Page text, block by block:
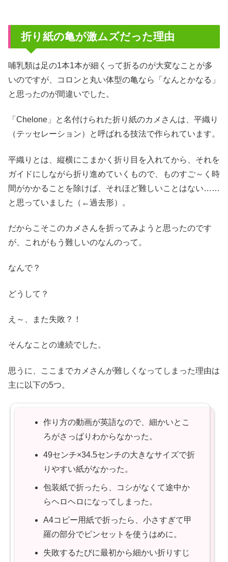
折り紙の亀が激ムズだった理由
哺乳類は足の1本1本が細くって折るのが大変なことが多
いのですが、コロンと丸い体型の亀なら「なんとかなる」
と思ったのが間違いでした。
「Chelone」と名付けられた折り紙のカメさんは、平織り
（テッセレーション）と呼ばれる技法で作られています。
平織りとは、縦横にこまかく折り目を入れてから、それを
ガイドにしながら折り進めていくもので、ものすご～く時
間がかかることを除けば、それほど難しいことはない……
と思っていました（←過去形）。
だからこそこのカメさんを折ってみようと思ったのです
が、これがもう難しいのなんのって。
なんで？
どうして？
え～、また失敗？！
そんなことの連続でした。
思うに、ここまでカメさんが難しくなってしまった理由は
主に以下の5つ。
作り方の動画が英語なので、細かいとこ
ろがさっぱりわからなかった。
49センチ×34.5センチの大きなサイズで折
りやすい紙がなかった。
包装紙で折ったら、コシがなくて途中か
らヘロヘロになってしまった。
A4コピー用紙で折ったら、小さすぎて甲
羅の部分でピンセットを使うはめに。
失敗するたびに最初から細かい折りすじ